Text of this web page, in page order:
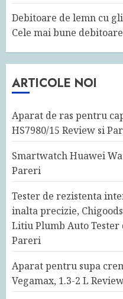
Debitoare de lemn cu
Cele mai bune
ARTICOLE NOI
Aparat de ras pentru
HS7980/15 Review si
Smartwatch Huawei
Pareri
Tester de rezistenta
inalta precizie,
Litiu Plumb Auto Tester
Pareri
Aparat pentru supa
Vegamax, 1.3-2 L